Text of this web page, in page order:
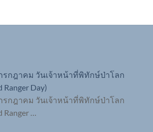
รกฎาคม วันเจ้าหน้าที่พิทักษ์ป่าโลก
Ranger Day)
รกฎาคม วันเจ้าหน้าที่พิทักษ์ป่าโลก
Ranger …